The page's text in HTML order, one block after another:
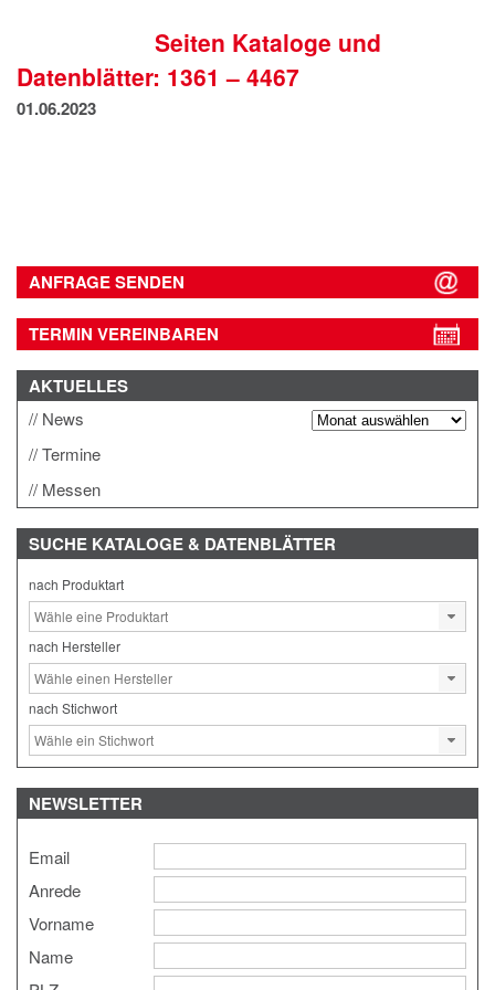
DATENSCHUTZSeiten Kataloge und
Datenblätter: 1361 – 4467
01.06.2023
ANFRAGE SENDEN
TERMIN VEREINBAREN
AKTUELLES
News
Termine
Messen
SUCHE KATALOGE & DATENBLÄTTER
nach Produktart
nach Hersteller
nach Stichwort
NEWSLETTER
Email
Anrede
Vorname
Name